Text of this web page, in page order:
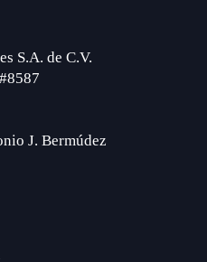
S.A. de C.V.
J. Bermúdez